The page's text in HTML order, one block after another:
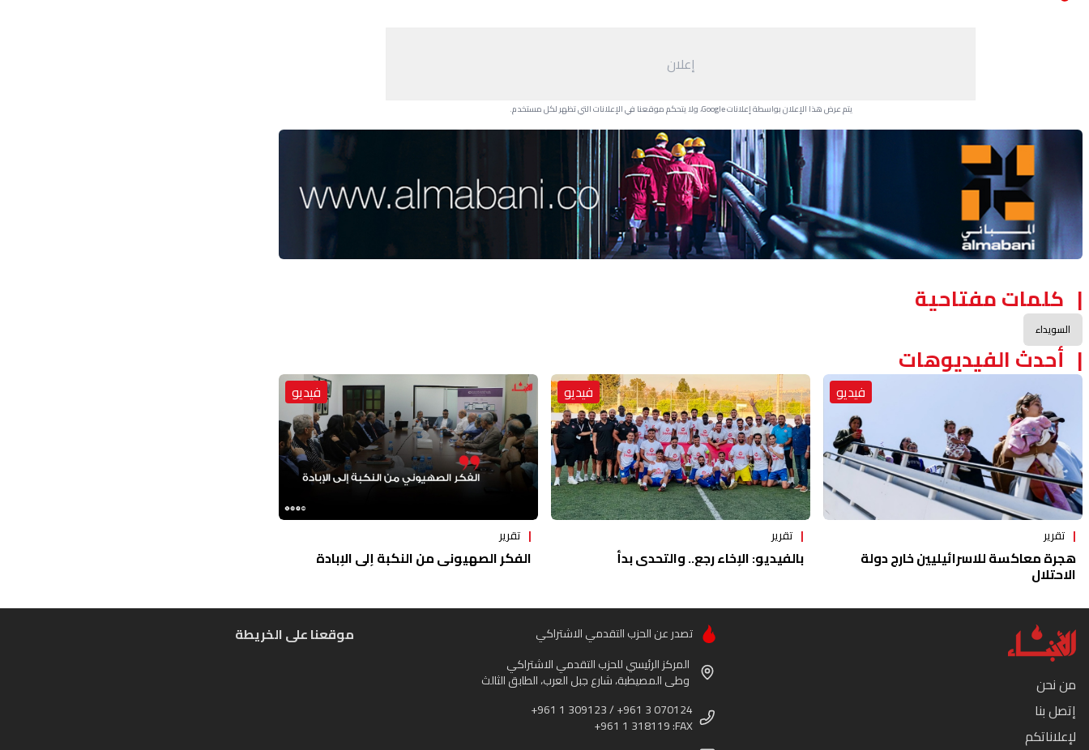
إعلان
يتم عرض هذا الإعلان بواسطة إعلانات Google، ولا يتحكم موقعنا في الإعلانات التي تظهر لكل مستخدم.
Advertisement Section
كلمات مفتاحية
السويداء
أحدث الفيديوهات
فيديو
تقرير
هجرة معاكسة للاسرائيليين خارج دولة
الاحتلال
فيديو
تقرير
بالفيديو: الإخاء رجع.. والتحدي بدأ
فيديو
تقرير
الفكر الصهيوني من النكبة إلى الإبادة
من نحن
إتصل بنا
لإعلاناتكم
تصدر عن الحزب التقدمي الاشتراكي
المركز الرئيسي للحزب التقدمي الاشتراكي
وطى المصيطبة، شارع جبل العرب، الطابق الثالث
+961 1 309123 / +961 3 070124
+961 1 318119 :FAX
موقعنا على الخريطة